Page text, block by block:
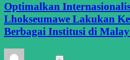
Optimalkan
Lhokseumawe Lakukan
Berbagai Institusi di